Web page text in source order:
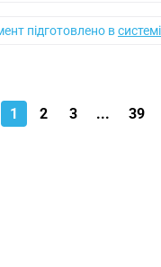
підготовлено в
1 2 3 ... 39